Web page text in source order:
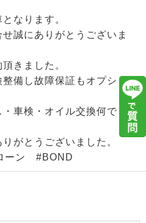
となります。
誠にありがとうございま
きました。
備し故障保証もオプション
車検・オイル交換何でも声
がとうございました。
ーン #BOND